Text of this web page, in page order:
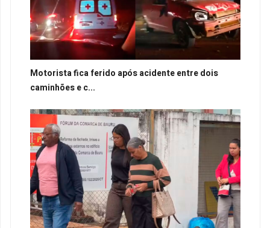
Motorista fica ferido após acidente entre dois
caminhões e c...